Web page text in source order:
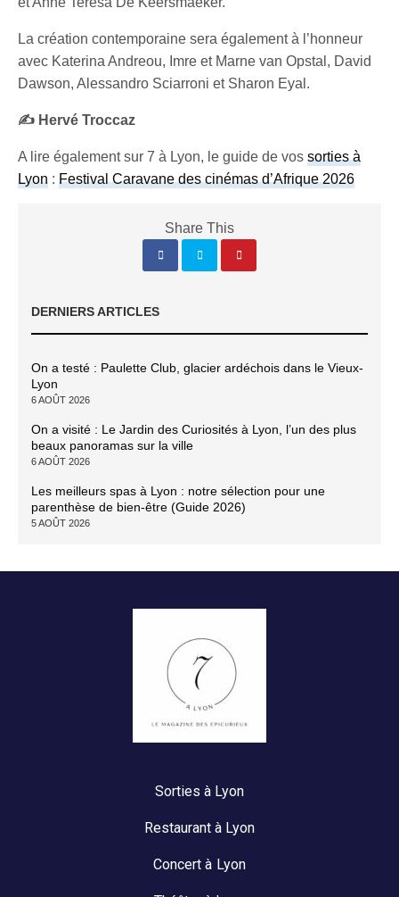
La création contemporaine sera également à l’honneur
avec Katerina Andreou, Imre et Marne van Opstal, David
Dawson, Alessandro Sciarroni et Sharon Eyal.
✍️ Hervé Troccaz
A lire également sur 7 à Lyon, le guide de vossorties à
Lyon :Festival Caravane des cinémas d’Afrique 2026
Share This
DERNIERS ARTICLES
On a testé : Paulette Club, glacier ardéchois dans le Vieux-
Lyon
6 AOÛT 2026
On a visité : Le Jardin des Curiosités à Lyon, l’un des plus
beaux panoramas sur la ville
6 AOÛT 2026
Les meilleurs spas à Lyon : notre sélection pour une
parenthèse de bien-être (Guide 2026)
5 AOÛT 2026
Sorties à Lyon
Restaurant à Lyon
Concert à Lyon